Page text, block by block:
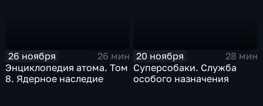
26 ноября
26 мин
Энциклопедия атома. Том
8. Ядерное наследие
20 ноября
28 мин
Суперсобаки. Служба
особого назначения